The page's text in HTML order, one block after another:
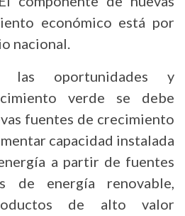
económico está por
nacional.
las oportunidades y
verde se debe
fuentes de crecimiento
capacidad instalada
a partir de fuentes
de energía renovable,
de alto valor